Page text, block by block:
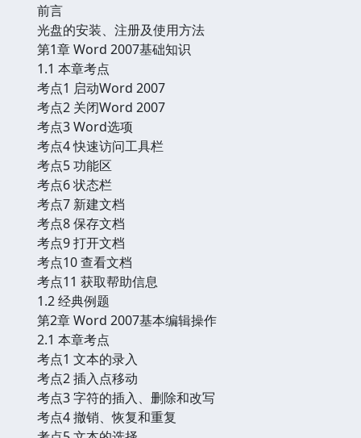
前言
光盘的安装、注册及使用方法
第1章 Word 2007基础知识
1.1 本章考点
考点1 启动Word 2007
考点2 关闭Word 2007
考点3 Word选项
考点4 快速访问工具栏
考点5 功能区
考点6 状态栏
考点7 新建文档
考点8 保存文档
考点9 打开文档
考点10 查看文档
考点11 获取帮助信息
1.2 经典例题
第2章 Word 2007基本编辑操作
2.1 本章考点
考点1 文本的录入
考点2 插入点移动
考点3 字符的插入、删除和改写
考点4 撤销、恢复和重复